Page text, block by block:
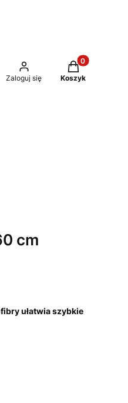
Zaloguj się
Produkty w
Koszyk
cm
ułatwia szybkie